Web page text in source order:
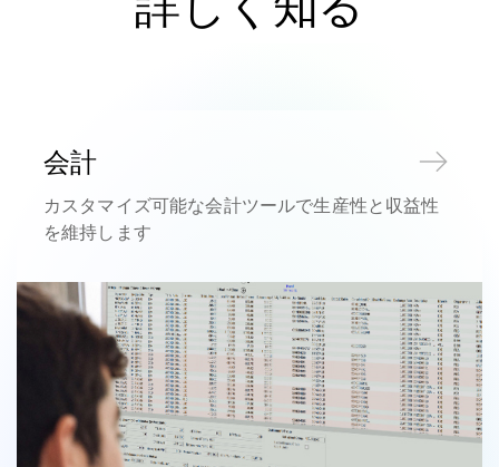
会計
カスタマイズ可能な会計ツールで生産性と収益性
を維持します